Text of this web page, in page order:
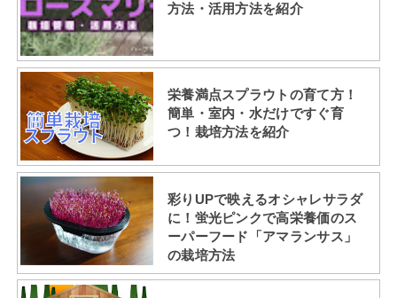
方法・活用方法を紹介
栄養満点スプラウトの育て方！
簡単・室内・水だけですぐ育
つ！栽培方法を紹介
彩りUPで映えるオシャレサラダ
に！蛍光ピンクで高栄養価のス
ーパーフード「アマランサス」
の栽培方法